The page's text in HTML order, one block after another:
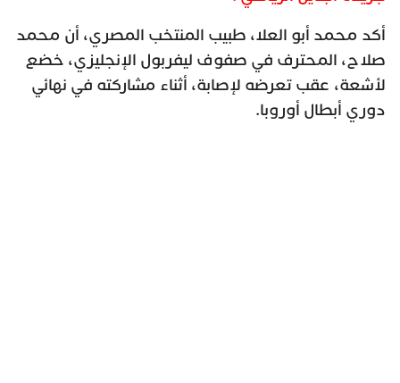
أكد محمد أبو العلا، طبيب المنتخب المصري، أن محمد
صلاح، المحترف في صفوف ليفربول الإنجليزي، خضع
لأشعة، عقب تعرضه لإصابة، أثناء مشاركته في نهائي
دوري أبطال أوروبا.